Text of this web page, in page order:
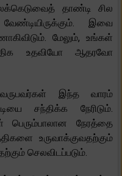
தாண்டி சில
இவை
மேலும், உங்கள்
அதிக உதவியோ ஆதரவோ
இந்த வாரம்
சந்திக்க நேரிடும்.
நேரத்தை
உருவாக்குவதற்கும்
செலவிடப்படும்.